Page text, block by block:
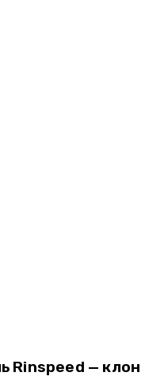
Rinspeed — клон